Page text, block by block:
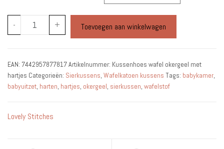
-
Kussenhoes
Wafelstof
hartjes
-
aantal
+ Toevoegen aan winkelwagen
EAN: 7442957877817Artikelnummer: Kussenhoes wafel okergeel met
hartjes Categorieën: Sierkussens Wafelkatoen kussens Tags: babykamer
babyuitzet harten hartjes okergeel sierkussen wafelstof
Lovely Stitches